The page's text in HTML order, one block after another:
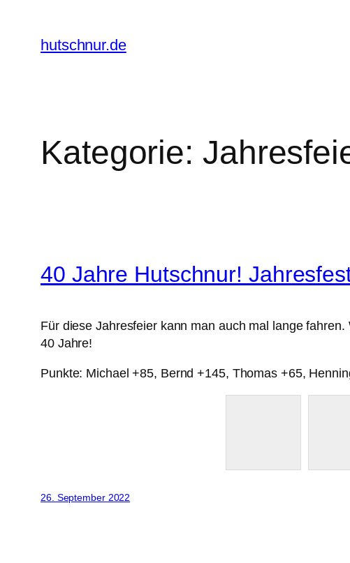
Inhalt
springen
hutschnur.de
Kategorie:
40 Jahre Hutschnur!
Für diese Jahresfeier kann man auch mal lange
40 Jahre!
Punkte: Michael +85, Bernd +145, Thomas +65,
26. September 2022